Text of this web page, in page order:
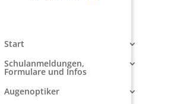
Start
Schulanmeldungen,
Formulare und Infos
Augenoptiker